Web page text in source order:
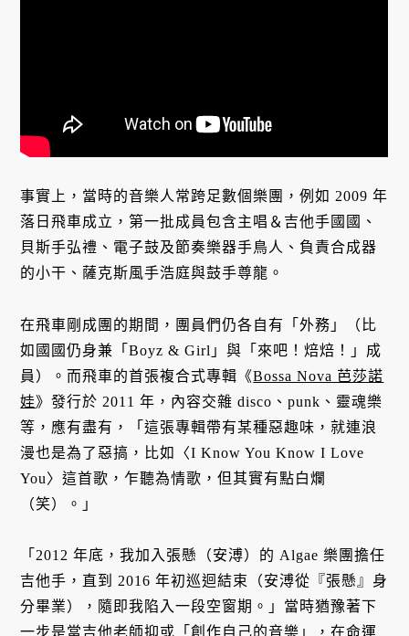
事實上，當時的音樂人常跨足數個樂團，例如 2009 年
落日飛車成立，第一批成員包含主唱＆吉他手國國、
貝斯手弘禮、電子鼓及節奏樂器手鳥人、負責合成器
的小干、薩克斯風手浩庭與鼓手尊龍。
在飛車剛成團的期間，團員們仍各自有「外務」（比
如國國仍身兼「Boyz & Girl」與「來吧！焙焙！」成
員）。而飛車的首張複合式專輯《Bossa Nova 芭莎諾
娃》發行於 2011 年，內容交雜 disco、punk、靈魂樂
等，應有盡有，「這張專輯帶有某種惡趣味，就連浪
漫也是為了惡搞，比如〈I Know You Know I Love
You〉這首歌，乍聽為情歌，但其實有點白爛
（笑）。」
「2012 年底，我加入張懸（安溥）的 Algae 樂團擔任
吉他手，直到 2016 年初巡迴結束（安溥從『張懸』身
分畢業），隨即我陷入一段空窗期。」當時猶豫著下
一步是當吉他老師抑或「創作自己的音樂」，在命運